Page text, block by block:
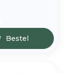
Bestel